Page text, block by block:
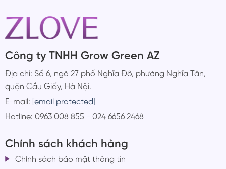
Công ty TNHH Grow Green AZ
Địa chỉ: Số 6, ngõ 27 phố Nghĩa Đô, phường Nghĩa Tân,
quận Cầu Giấy, Hà Nội.
E-mail: [email protected]
Hotline: 0963 008 855 - 024 6656 2468
Chính sách khách hàng
Chính sách bảo mật thông tin